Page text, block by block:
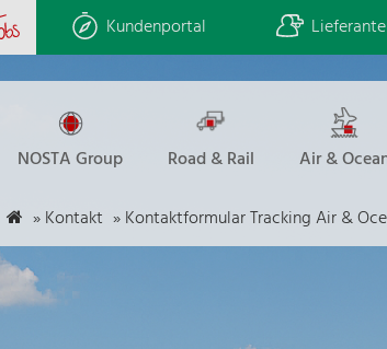
Kundenportal
NOSTA Group Road & Rail Air &
»Kontakt »Kontaktformular Tracking Air &